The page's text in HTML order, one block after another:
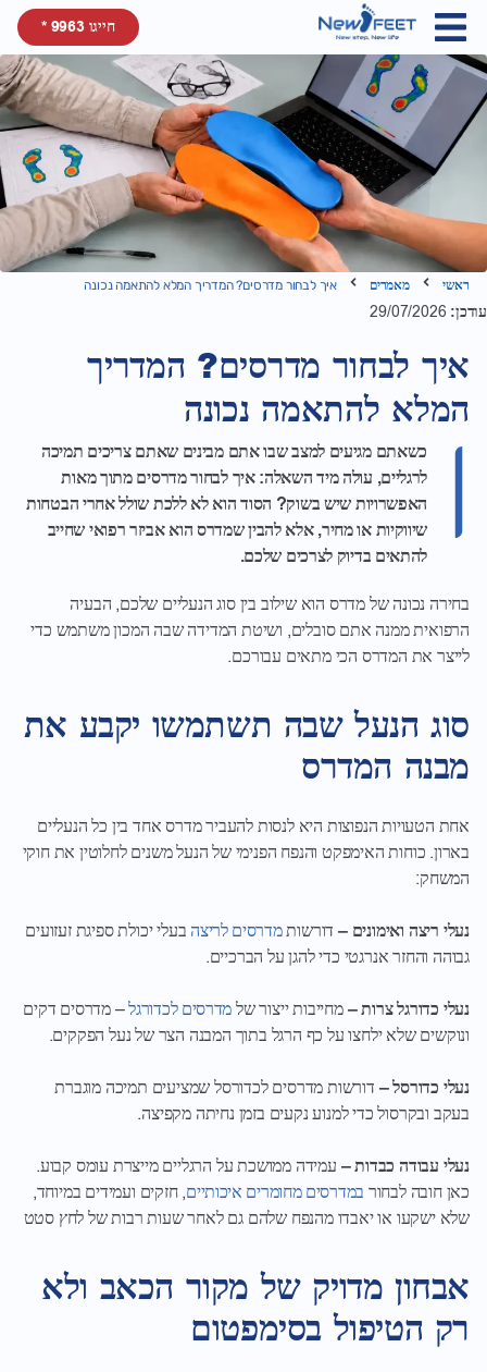
חייגו 9963 *
ראשי מאמרים איך לבחור מדרסים? המדריך המלא להתאמה נכונה
עודכן: 29/07/2026
איך לבחור מדרסים? המדריך
המלא להתאמה נכונה
כשאתם מגיעים למצב שבו אתם מבינים שאתם צריכים תמיכה
לרגליים, עולה מיד השאלה: איך לבחור מדרסים מתוך מאות
האפשרויות שיש בשוק? הסוד הוא לא ללכת שולל אחרי הבטחות
שיווקיות או מחיר, אלא להבין שמדרס הוא אביזר רפואי שחייב
להתאים בדיוק לצרכים שלכם.
בחירה נכונה של מדרס הוא שילוב בין סוג הנעליים שלכם, הבעיה
הרפואית ממנה אתם סובלים, ושיטת המדידה שבה המכון משתמש כדי
לייצר את המדרס הכי מתאים עבורכם.
סוג הנעל שבה תשתמשו יקבע את
מבנה המדרס
אחת הטעויות הנפוצות היא לנסות להעביר מדרס אחד בין כל הנעליים
בארון. כוחות האימפקט והנפח הפנימי של הנעל משנים לחלוטין את חוקי
המשחק:
נעלי ריצה ואימונים – דורשותמדרסים לריצהבעלי יכולת ספיגת זעזועים
גבוהה והחזר אנרגטי כדי להגן על הברכיים.
נעלי כדורגל צרות –מחייבות ייצור שלמדרסים לכדורגל– מדרסים דקים
ונוקשים שלא ילחצו על כף הרגל בתוך המבנה הצר של נעל הפקקים.
נעלי כדורסל – דורשות מדרסים לכדורסל שמציעים תמיכה מוגברת
בעקב ובקרסול כדי למנוע נקעים בזמן נחיתה מקפיצה.
נעלי עבודה כבדות – עמידה ממושכת על הרגליים מייצרת עומס קבוע.
כאן חובה לבחור במדרסים מחומרים איכותיים, חזקים ועמידים במיוחד,
שלא ישקעו או יאבדו מהנפח שלהם גם לאחר שעות רבות של לחץ סטט
אבחון מדויק של מקור הכאב ולא
רק הטיפול בסימפטום